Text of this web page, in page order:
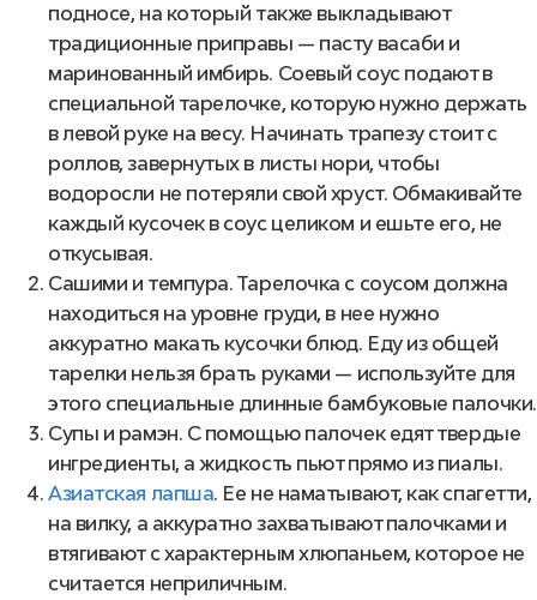
подносе, на который также выкладывают
традиционные приправы — пасту васаби и
маринованный имбирь. Соевый соус подают в
специальной тарелочке, которую нужно держать
в левой руке на весу. Начинать трапезу стоит с
роллов, завернутых в листы нори, чтобы
водоросли не потеряли свой хруст. Обмакивайте
каждый кусочек в соус целиком и ешьте его, не
откусывая.
Сашими и темпура. Тарелочка с соусом должна
находиться на уровне груди, в нее нужно
аккуратно макать кусочки блюд. Еду из общей
тарелки нельзя брать руками — используйте для
этого специальные длинные бамбуковые палочки.
Супы и рамэн. С помощью палочек едят твердые
ингредиенты, а жидкость пьют прямо из пиалы.
Азиатская лапша. Ее не наматывают, как спагетти,
на вилку, а аккуратно захватывают палочками и
втягивают с характерным хлюпаньем, которое не
считается неприличным.